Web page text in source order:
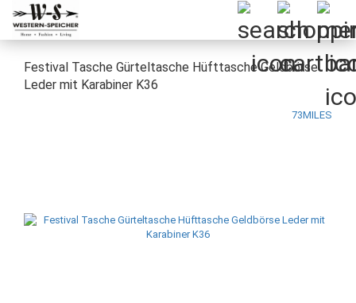
Festival Tasche Gürteltasche Hüfttasche Geldbörse
Leder mit Karabiner K36
73MILES